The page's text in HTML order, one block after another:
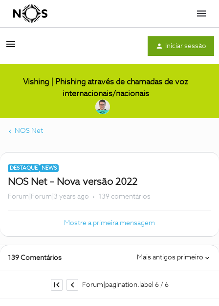
Menu
Iniciar sessão
Vishing | Phishing através de chamadas de voz
internacionais/nacionais
NOS Net
DESTAQUE NEWS
NOS Net – Nova versão 2022
Forum|Forum|3 years ago 139 comentários
Mostre a primeira mensagem
139 Comentários Mais antigos primeiro
Forum|pagination.label 6 / 6